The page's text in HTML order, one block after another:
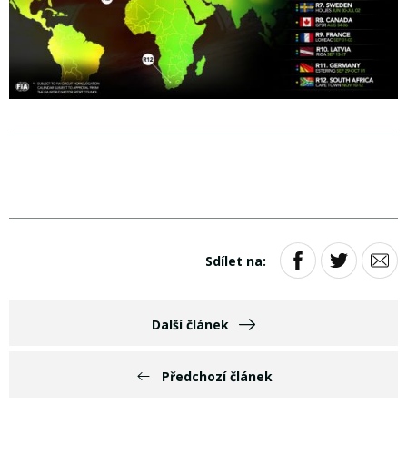
Předchozí článek
Sdílet na:
Další článek